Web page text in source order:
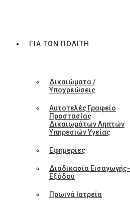
ΓΙΑ ΤΟΝ ΠΟΛΙΤΗ
Δικαιώματα /
Υποχρεώσεις
Αυτοτελές Γραφείο
Προστασίας
Δικαιωμάτων Ληπτών
Υπηρεσιών Υγείας
Εφημερίες
Διαδικασία Εισαγωγής-
Εξόδου
Πρωινά Ιατρεία